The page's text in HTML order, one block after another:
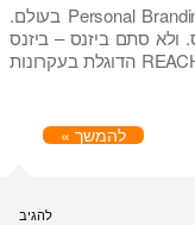
וויליאם ארודה נחשב לגורו ולאחד מחלוצי תחום ה- Personal Branding בעולם.
סתם ביזנס – ביזנס
משגשג. הוא זה שהקים את חברת האימון האמריקאית REACH הדוגלת בעקרונות
להמשך »
להגיב